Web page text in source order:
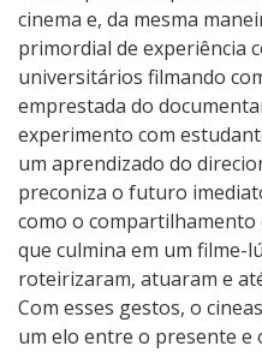
cinema e, da mesma
primordial de experiência
universitários filmando
emprestada do
experimento com
um aprendizado do
preconiza o futuro
como o
que culmina em um filme-
roteirizaram, atuaram e
Com esses gestos, o
um elo entre o presente e